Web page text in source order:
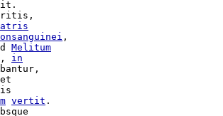
,
Melitum
in
et
vertit .